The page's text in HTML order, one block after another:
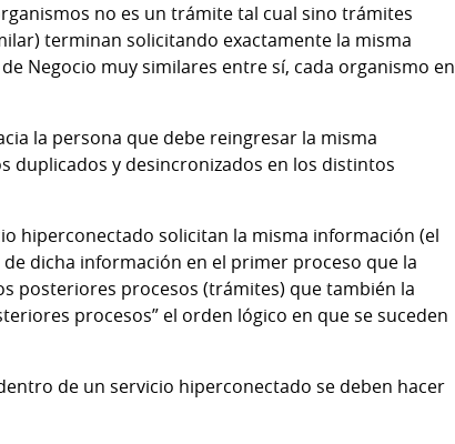
no es un trámite tal cual sino trámites
terminan solicitando exactamente la misma
Negocio muy similares entre sí, cada organismo en
la persona que debe reingresar la misma
duplicados y desincronizados en los distintos
hiperconectado solicitan la misma información (el
dicha información en el primer proceso que la
posteriores procesos (trámites) que también la
procesos” el orden lógico en que se suceden
de un servicio hiperconectado se deben hacer